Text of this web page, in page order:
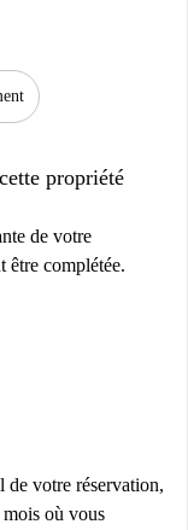
propriété
de votre
être complétée.
de votre réservation,
où vous